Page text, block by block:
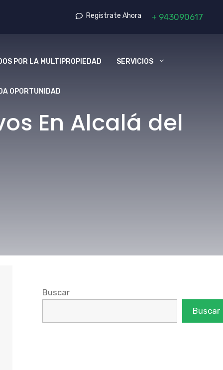
Registrate Ahora + 943090617
POR LA MULTIPROPIEDAD SERVICIOS
OPORTUNIDAD
En Alcalá del
Buscar
Buscar